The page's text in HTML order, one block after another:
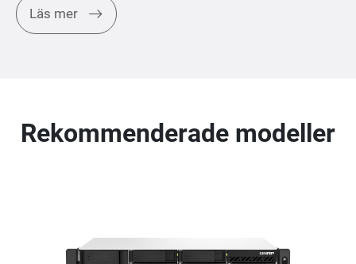
Läs mer
Rekommenderade modeller